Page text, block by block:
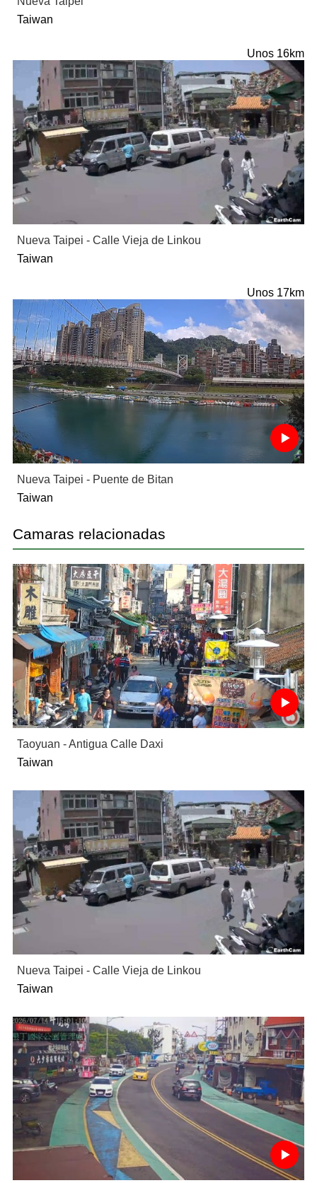
Taiwan
Unos 16km
Nueva Taipei - Calle Vieja de Linkou
Taiwan
Unos 17km
Nueva Taipei - Puente de Bitan
Taiwan
Camaras relacionadas
Taoyuan - Antigua Calle Daxi
Taiwan
Nueva Taipei - Calle Vieja de Linkou
Taiwan